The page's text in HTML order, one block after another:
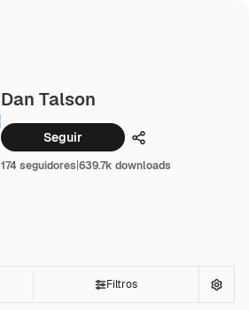
Dan Talson
Seguir Compartilhar
174 seguidores|639.7k downloads
Filtros